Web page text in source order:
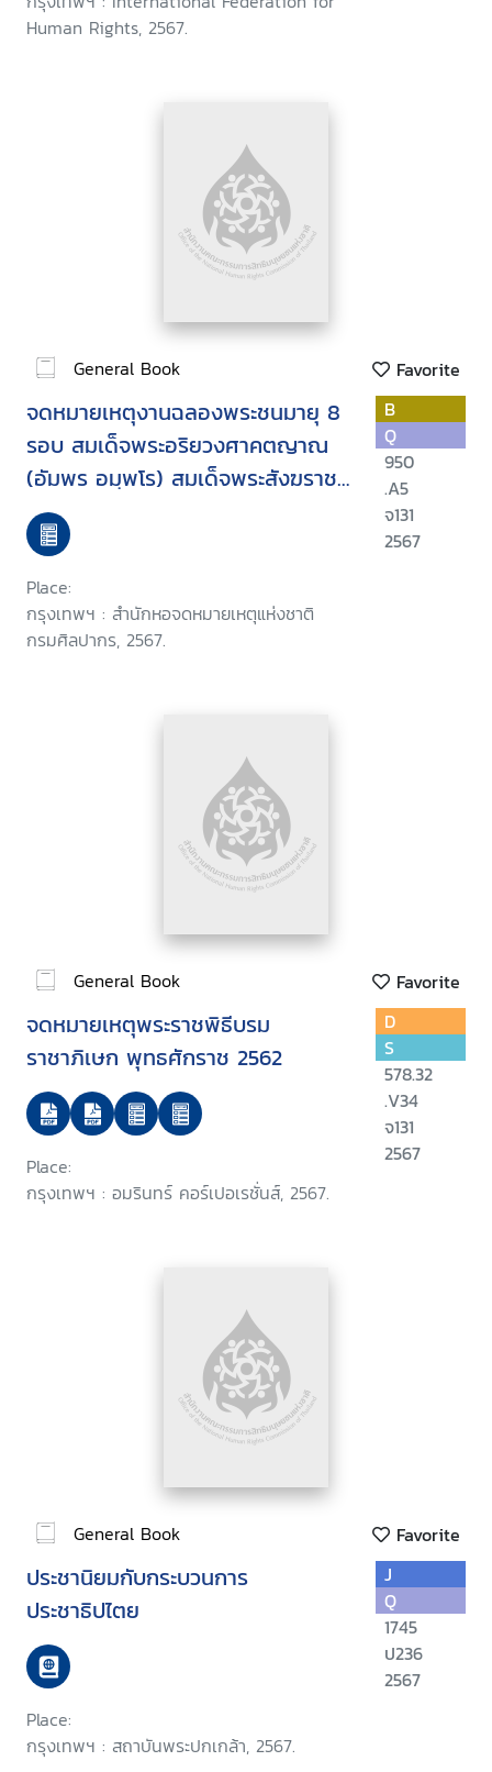
Human Rights, 2567.
General Book Favorite
จดหมายเหตุงานฉลองพระชนมายุ 8
รอบ สมเด็จพระอริยวงศาคตญาณ
(อัมพร อมฺพโร) สมเด็จพระสังฆราช
สกลมหาสังฆปริณายก
Place:
กรุงเทพฯ : สำนักหอจดหมายเหตุแห่งชาติ
กรมศิลปากร, 2567.
B
Q
950
.A5
จ131
2567
General Book Favorite
จดหมายเหตุพระราชพิธีบรม
ราชาภิเษก พุทธศักราช 2562
Place:
กรุงเทพฯ : อมรินทร์ คอร์เปอเรชั่นส์, 2567.
D
S
578.32
.V34
จ131
2567
General Book Favorite
ประชานิยมกับกระบวนการ
ประชาธิปไตย
Place:
กรุงเทพฯ : สถาบันพระปกเกล้า, 2567.
J
Q
1745
ป236
2567